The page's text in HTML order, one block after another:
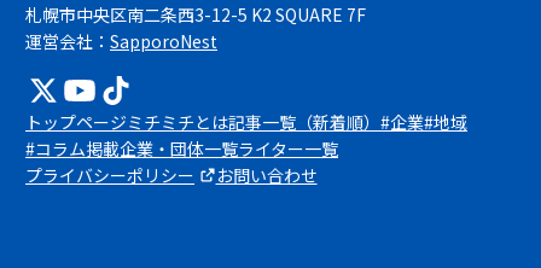
札幌市中央区南二条西3-12-5 K2 SQUARE 7F
運営会社： SapporoNest
トップページミチミチとは記事一覧（新着順） #企業#地域
#コラム掲載企業・団体一覧ライター一覧
プライバシーポリシー
お問い合わせ